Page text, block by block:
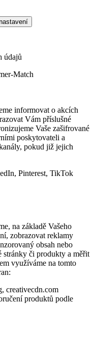
údajů
Match
informovat o akcích
Vám příslušné
Vaše zašifrované
poskytovateli a
pokud již jejich
Pinterest, TikTok
na základě Vašeho
zobrazovat reklamy
obsah nebo
stránky či produkty a měřit
využíváme na tomto
creativecdn.com
produktů podle